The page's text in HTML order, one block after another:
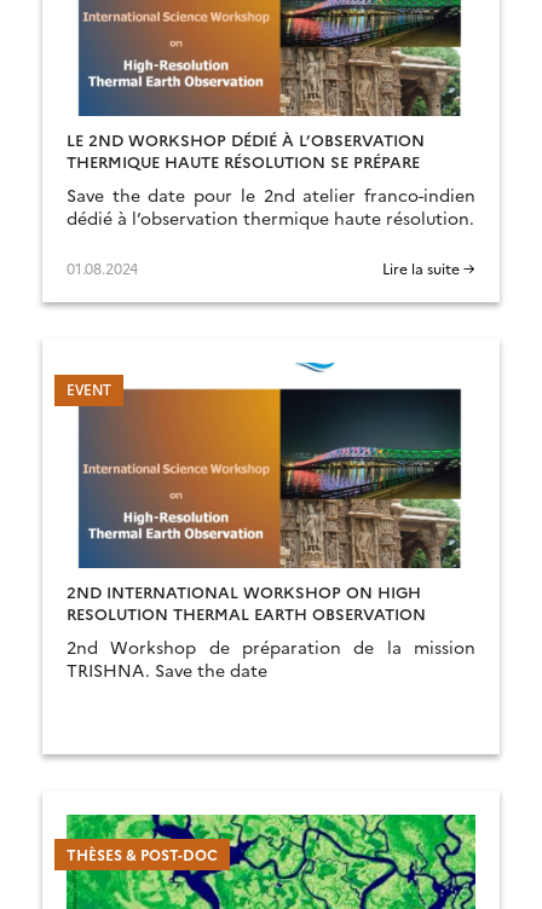
LE 2ND WORKSHOP DÉDIÉ À L’OBSERVATION
THERMIQUE HAUTE RÉSOLUTION SE PRÉPARE
Save the date pour le 2nd atelier franco-indien
dédié à l’observation thermique haute résolution.
01.08.2024 Lire la suite →
2ND INTERNATIONAL WORKSHOP ON HIGH
RESOLUTION THERMAL EARTH OBSERVATION
2nd Workshop de préparation de la mission
TRISHNA. Save the date
THÈSES & POST-DOC